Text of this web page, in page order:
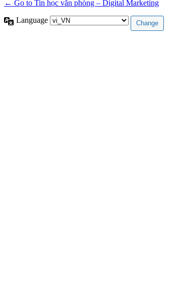
← Go to Tin học văn phòng – Digital Marketing
Language